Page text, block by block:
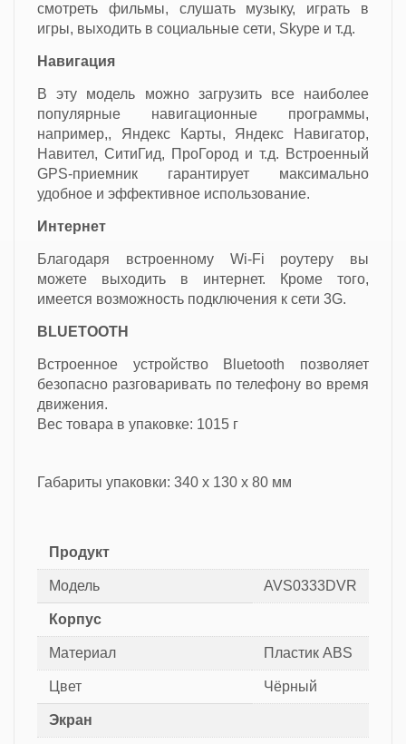
смотреть фильмы, слушать музыку, играть в
игры, выходить в социальные сети, Skype и т.д.
Навигация
В эту модель можно загрузить все наиболее
популярные навигационные программы,
например,, Яндекс Карты, Яндекс Навигатор,
Навител, СитиГид, ПроГород и т.д. Встроенный
GPS-приемник гарантирует максимально
удобное и эффективное использование.
Интернет
Благодаря встроенному Wi-Fi роутеру вы
можете выходить в интернет. Кроме того,
имеется возможность подключения к сети 3G.
BLUETOOTH
Встроенное устройство Bluetooth позволяет
безопасно разговаривать по телефону во время
движения.
Вес товара в упаковке: 1015 г
Габариты упаковки: 340 x 130 x 80 мм
Продукт
Модель AVS0333DVR
Корпус
Материал Пластик ABS
Цвет Чёрный
Экран